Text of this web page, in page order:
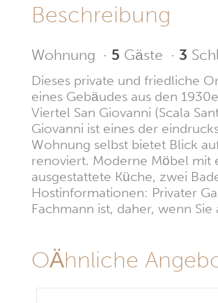
Beschreibung
Wohnung · 5 Gäste · 3
Dieses private und friedliche
eines Gebäudes aus den
Viertel San Giovanni (Scala
Giovanni ist eines der
Wohnung selbst bietet Blick
renoviert. Moderne Möbel mit
ausgestattete Küche, zwei
Hostinformationen: Privater
Fachmann ist, daher, wenn
OÄhnliche